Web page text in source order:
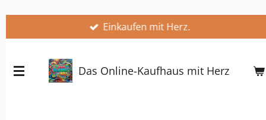
springen
Einkaufen mit Herz.
Das Online-Kaufhaus mit Herz